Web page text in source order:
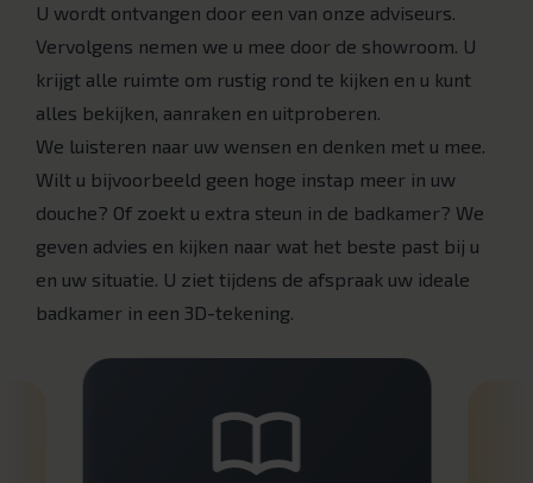
U wordt ontvangen door een van onze adviseurs.
Vervolgens nemen we u mee door de showroom. U
krijgt alle ruimte om rustig rond te kijken en u kunt
alles bekijken, aanraken en uitproberen.
We luisteren naar uw wensen en denken met u mee.
Wilt u bijvoorbeeld geen hoge instap meer in uw
douche? Of zoekt u extra steun in de badkamer? We
geven advies en kijken naar wat het beste past bij u
en uw situatie. U ziet tijdens de afspraak uw ideale
badkamer in een 3D-tekening.